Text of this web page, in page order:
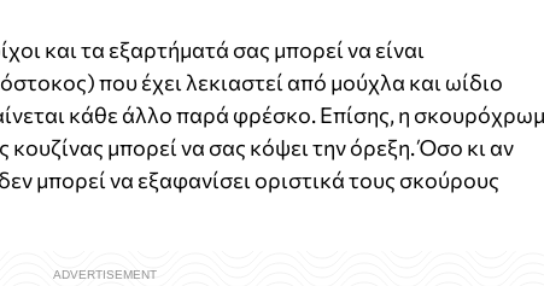
και τα εξαρτήματά σας μπορεί να είναι
που έχει λεκιαστεί από μούχλα και ωίδιο
κάθε άλλο παρά φρέσκο. Επίσης, η
μπορεί να σας κόψει την όρεξη. Όσο κι αν
μπορεί να εξαφανίσει οριστικά τους σκούρους